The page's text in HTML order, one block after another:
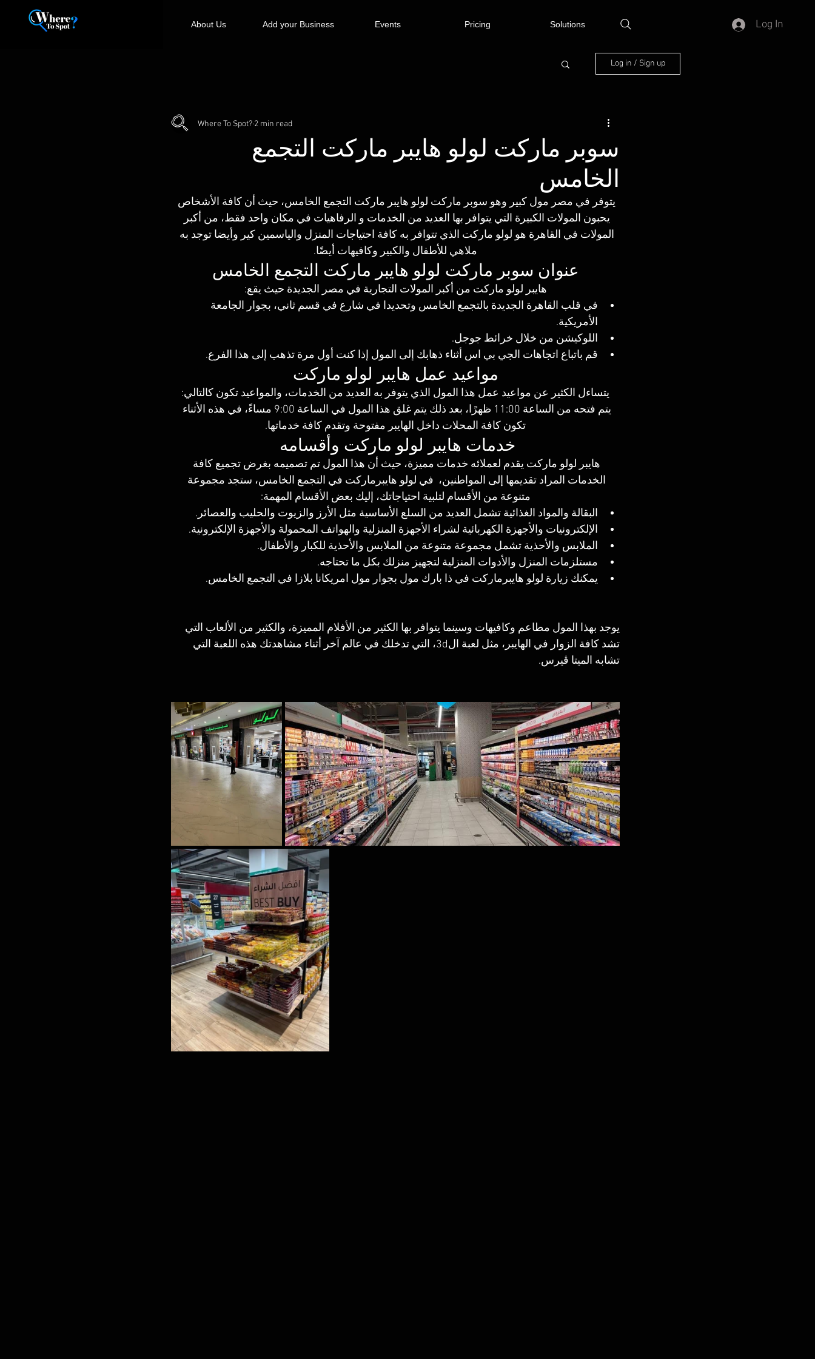
About Us Add your Business Events Pricing Solutions Log In
Log in / Sign up
سوبر ماركت لولو هايبر ماركت التجمع
الخامس
Where To Spot? 2 min read
يتوفر في مصر مول كبير وهو سوبر ماركت لولو هايبر ماركت التجمع الخامس، حيث أن كافة الأشخاص
يحبون المولات الكبيرة التي يتوافر بها العديد من الخدمات و الرفاهيات في مكان واحد فقط، من أكبر
المولات في القاهرة هو لولو ماركت الذي تتوافر به كافة احتياجات المنزل والياسمين كير وأيضا توجد به
ملاهي للأطفال والكبير وكافيهات أيضًا.
عنوان سوبر ماركت لولو هايبر ماركت التجمع الخامس
هايبر لولو ماركت من أكبر المولات التجارية في مصر الجديدة حيث يقع:
في قلب القاهرة الجديدة بالتجمع الخامس وتحديدا في شارع في قسم ثاني، بجوار الجامعة
الأمريكية.
اللوكيشن من خلال خرائط جوجل.
قم باتباع اتجاهات الجي بي اس أثناء ذهابك إلى المول إذا كنت أول مرة تذهب إلى هذا الفرع.
مواعيد عمل هايبر لولو ماركت
يتساءل الكثير عن مواعيد عمل هذا المول الذي يتوفر به العديد من الخدمات، والمواعيد تكون كالتالي:
يت
م فتحه من الساعة 11:00 ظهرًا، بعد ذلك يتم غلق هذا المول في الساعة 9:00 مساءً، في هذه الأثناء
تكون كافة المحلات داخل الهايبر مفتوحة وتقدم كافة خدماتها.
خدمات هايبر لولو ماركت وأقسامه
هايبر لولو ماركت يقدم لعملائه خدمات مميزة، حيث أن هذا المول تم تصميمه بغرض تجميع كافة
الخدمات المراد تقديمها إلى المواطنين،  في لولو هايبرماركت في التجمع الخامس، ستجد مجموعة
متنوعة من الأقسام لتلبية احتياجاتك، إليك بعض الأقسام المهمة:
البقالة والمواد الغذائية تشمل العديد من السلع الأساسية مثل الأرز والزيوت والحليب والعصائر.
الإلكترونيات والأجهزة الكهربائية لشراء الأجهزة المنزلية والهواتف المحمولة والأجهزة الإلكترونية.
الملابس والأحذية تشمل مجموعة متنوعة من الملابس والأحذية للكبار والأطفال.
مستلزمات المنزل والأدوات المنزلية لتجهيز منزلك بكل ما تحتاجه.
يمكنك زيارة لولو هايبرماركت في ذا بارك مول بجوار مول امريكانا بلازا في التجمع الخامس.
يوجد بهذا المول مطاعم وكافيهات وسينما يتوافر بها الكثير من الأفلام المميزة، والكثير من الألعاب التي
تشد كافة الزوار في الهايبر، مثل لعبة ال3d، التي تدخلك في عالم آخر أثناء مشاهدتك هذه اللعبة التي
تشابه الميتا ڤيرس.